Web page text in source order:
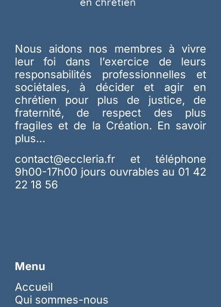
Nous aidons nos membres à vivre
leur foi dans l’exercice de leurs
responsabilités professionnelles et
sociétales, à décider et agir en
chrétien pour plus de justice, de
fraternité, de respect des plus
fragiles et de la Création. En savoir
plus…
contact@eccleria.fr et téléphone
9h00-17h00 jours ouvrables au 01 42
22 18 56
Menu
Accueil
Qui sommes-nous